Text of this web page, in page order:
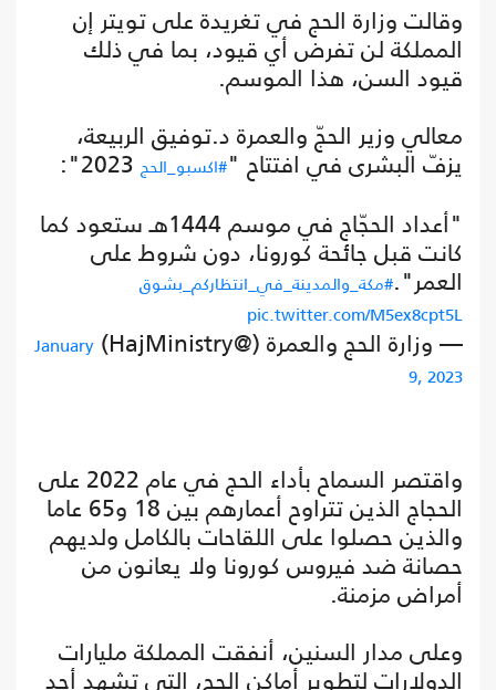
وقالت وزارة الحج في تغريدة على تويتر إن
المملكة لن تفرض أي قيود، بما في ذلك
قيود السن، هذا الموسم.
معالي وزير الحجّ والعمرة د.توفيق الربيعة،
يزفّ البشرى في افتتاح "#اكسبو_الحج
"أعداد الحجّاج في موسم 1444هـ ستعود كما
كانت قبل جائحة كورونا، دون شروط على
العمر".#مكة_والمدينة_في_انتظاركم_بشوق
pic.twitter.com/M5ex8cpt5L
— وزارة الحج والعمرة (@HajMinistry)
January
9, 2023
واقتصر السماح بأداء الحج في عام 2022 على
الحجاج الذين تتراوح أعمارهم بين 18 و65 عاما
والذين حصلوا على اللقاحات بالكامل ولديهم
حصانة ضد فيروس كورونا ولا يعانون من
أمراض مزمنة.
وعلى مدار السنين، أنفقت المملكة مليارات
الدولارات لتطوير أماكن الحج، التي تشهد أحد